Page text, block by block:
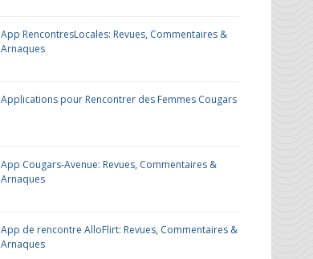
App RencontresLocales: Revues, Commentaires &
Arnaques
Applications pour Rencontrer des Femmes Cougars
App Cougars-Avenue: Revues, Commentaires &
Arnaques
App de rencontre AlloFlirt: Revues, Commentaires &
Arnaques